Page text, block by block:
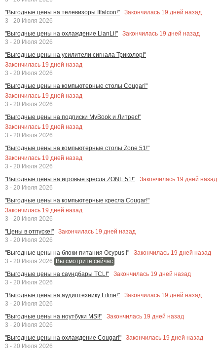
"Выгодные цены на телевизоры Iffalcon!"
Закончилась 19 дней назад
3 - 20 Июля 2026
"Выгодные цены на охлаждение LianLi!"
Закончилась 19 дней назад
3 - 20 Июля 2026
"Выгодные цены на усилители сигнала Триколор!"
Закончилась 19 дней назад
3 - 20 Июля 2026
"Выгодные цены на компьютерные столы Cougar!"
Закончилась 19 дней назад
3 - 20 Июля 2026
"Выгодные цены на подписки MyBook и Литрес!"
Закончилась 19 дней назад
3 - 20 Июля 2026
"Выгодные цены на компьютерные столы Zone 51!"
Закончилась 19 дней назад
3 - 20 Июля 2026
"Выгодные цены на игровые кресла ZONE 51!"
Закончилась 19 дней назад
3 - 20 Июля 2026
"Выгодные цены на компьютерные кресла Cougar!"
Закончилась 19 дней назад
3 - 20 Июля 2026
"Цены в отпуске!"
Закончилась 19 дней назад
3 - 20 Июля 2026
"Выгодные цены на блоки питания Ocypus !"
Закончилась 19 дней назад
3 - 20 Июля 2026
Вы смотрите сейчас
"Выгодные цены на саундбары TCL!"
Закончилась 19 дней назад
3 - 20 Июля 2026
"Выгодные цены на аудиотехнику Fifine!"
Закончилась 19 дней назад
3 - 20 Июля 2026
"Выгодные цены на ноутбуки MSI!"
Закончилась 19 дней назад
3 - 20 Июля 2026
"Выгодные цены на охлаждение Cougar!"
Закончилась 19 дней назад
3 - 20 Июля 2026